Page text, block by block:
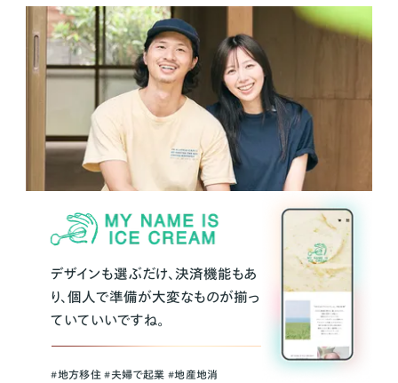
デザインも選ぶだけ、決済機能もあ
り、個人で準備が大変なものが揃っ
ていていいですね。
#地方移住 #夫婦で起業 #地産地消